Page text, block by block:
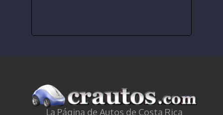
La Página de Autos de Costa Rica